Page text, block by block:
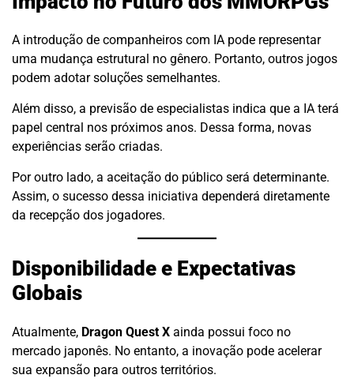
A introdução de companheiros com IA pode representar
uma mudança estrutural no gênero. Portanto, outros jogos
podem adotar soluções semelhantes.
Além disso, a previsão de especialistas indica que a IA terá
papel central nos próximos anos. Dessa forma, novas
experiências serão criadas.
Por outro lado, a aceitação do público será determinante.
Assim, o sucesso dessa iniciativa dependerá diretamente
da recepção dos jogadores.
Disponibilidade e Expectativas
Globais
Atualmente, Dragon Quest X ainda possui foco no
mercado japonês. No entanto, a inovação pode acelerar
sua expansão para outros territórios.